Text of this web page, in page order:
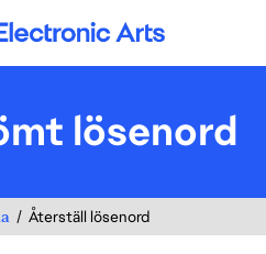
Electronic Arts
lösenord
Återställ lösenord